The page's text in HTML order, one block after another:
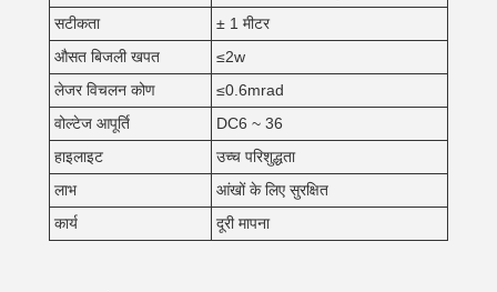
सटीकता
± 1 मीटर
औसत बिजली खपत
≤2w
लेजर विचलन कोण
≤0.6mrad
वोल्टेज आपूर्ति
DC6 ~ 36
हाइलाइट
उच्च परिशुद्धता
लाभ
आंखों के लिए सुरक्षित
कार्य
दूरी मापना